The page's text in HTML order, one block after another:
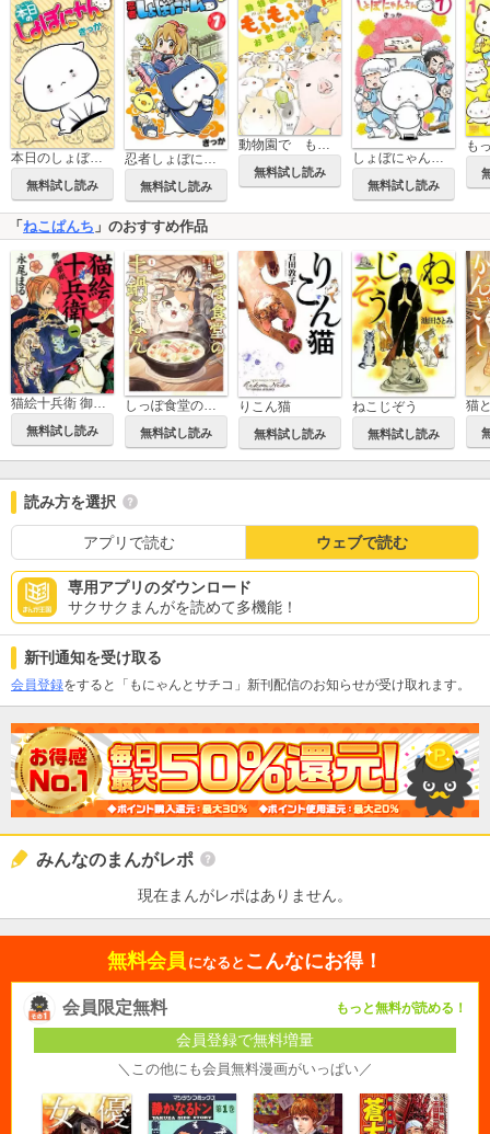
本日のしょぼにゃん
無料試し読み 無料試し読み
動物園で もふもふお世話中！
無料試し読み
無料試し読み
「ねこぱんち 」のおすすめ作品
猫絵十兵衛 御伽草紙
無料試し読み
しっぽ食堂の土鍋ごはん
無料試し読み
りこん猫
無料試し読み
ねこじぞう
無料試し読み
猫
読み方を選択
アプリで読む ウェブで読む
専用アプリのダウンロード
サクサクまんがを読めて多機能！
新刊通知を受け取る
会員登録をすると「もにゃんとサチコ」新刊配信のお知らせが受け取れます。
みんなのまんがレポ
現在まんがレポはありません。
無料会員 になると こんなにお得！
会員限定無料 もっと無料が読める！
会員登録で無料増量
＼この他にも会員無料漫画がいっぱい／